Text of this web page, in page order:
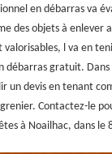
en débarras va
des objets à enlever
valorisables, l va en
débarras gratuit. Dans
un devis en tenant
Contactez-le
à Noailhac, dans le